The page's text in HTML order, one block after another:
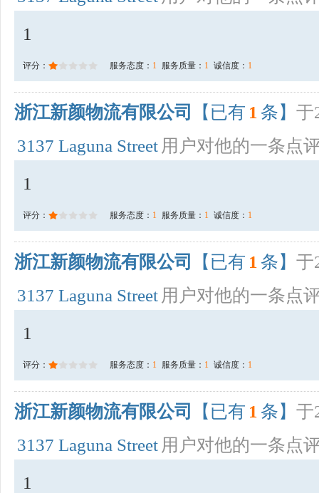
1
评分： 服务态度： 1 服务质量： 1 诚信度： 1
浙江新颜物流有限公司 【已有 1 条】 于
3137 Laguna Street 用户对他的一条点
1
评分： 服务态度： 1 服务质量： 1 诚信度： 1
浙江新颜物流有限公司 【已有 1 条】 于
3137 Laguna Street 用户对他的一条点
1
评分： 服务态度： 1 服务质量： 1 诚信度： 1
浙江新颜物流有限公司 【已有 1 条】 于
3137 Laguna Street 用户对他的一条点
1